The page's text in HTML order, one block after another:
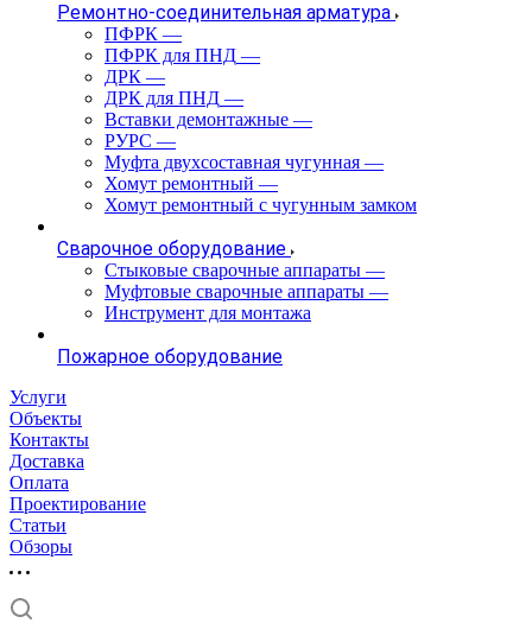
Ремонтно-соединительная арматура
ПФРК —
ПФРК для ПНД —
ДРК —
ДРК для ПНД —
Вставки демонтажные —
РУРС —
Муфта двухсоставная чугунная —
Хомут ремонтный —
Хомут ремонтный с чугунным замком
Сварочное оборудование
Стыковые сварочные аппараты —
Муфтовые сварочные аппараты —
Инструмент для монтажа
Пожарное оборудование
Услуги
Объекты
Контакты
Доставка
Оплата
Проектирование
Статьи
Обзоры